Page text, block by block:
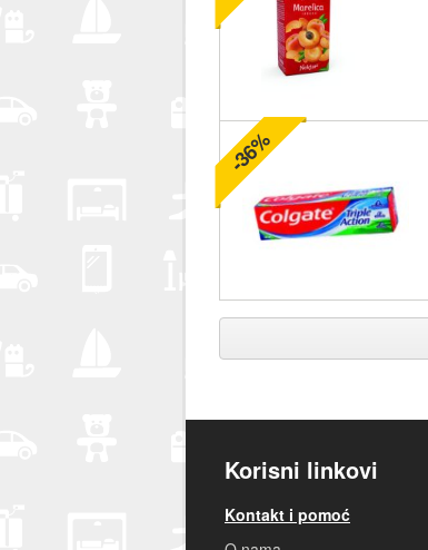
-36%
Korisni linkovi
Kontakt i pomoć